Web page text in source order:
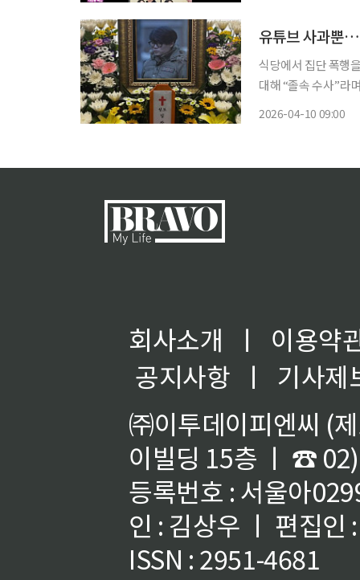
유튜브 사과뿐
식당에서 집단 폭행
대해 “졸속 수사”라며 문제를 제기했다. 김 감
2026-04-10 09:00
회사소개 ㅣ
이용약
공지사항
ㅣ
기사제
㈜이투데이피엔씨 (
이빌딩 15층 ㅣ ☎
등록번호 : 서울아
인 : 김상우 ㅣ 편집인
ISSN : 2951-4681